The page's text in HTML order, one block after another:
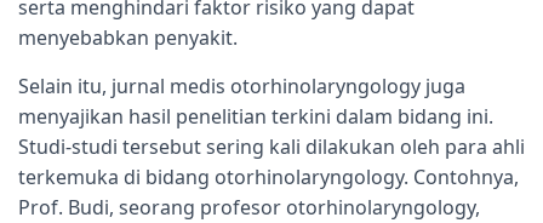
serta menghindari faktor risiko yang dapat
menyebabkan penyakit.
Selain itu, jurnal medis otorhinolaryngology juga
menyajikan hasil penelitian terkini dalam bidang ini.
Studi-studi tersebut sering kali dilakukan oleh para ahli
terkemuka di bidang otorhinolaryngology. Contohnya,
Prof. Budi, seorang profesor otorhinolaryngology,